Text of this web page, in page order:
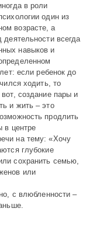
в роли
один из
возрасте, а
всегда
навыков и
если ребенок до
ходить, то
создание пары и
и жить – это
продлить
в центре
на тему: «Хочу
глубокие
сохранить семью,
или
с влюбленности –